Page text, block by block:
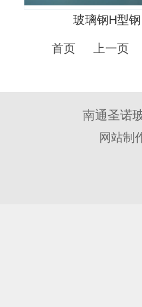
玻璃钢H型钢
首页 上一页
南通圣诺
网站制